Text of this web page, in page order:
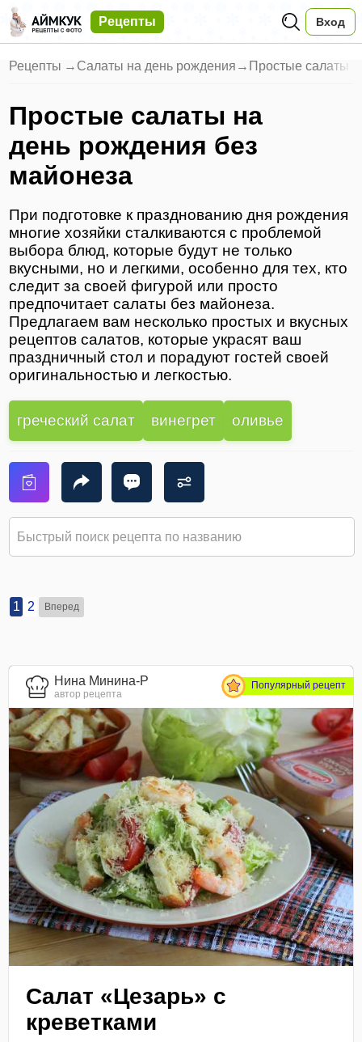
Рецепты Вход
Рецепты → Салаты на день рождения → Простые салаты
Простые салаты на
день рождения без
майонеза
При подготовке к празднованию дня рождения
многие хозяйки сталкиваются с проблемой
выбора блюд, которые будут не только
вкусными, но и легкими, особенно для тех, кто
следит за своей фигурой или просто
предпочитает салаты без майонеза.
Предлагаем вам несколько простых и вкусных
рецептов салатов, которые украсят ваш
праздничный стол и порадуют гостей своей
оригинальностью и легкостью.
греческий салат винегрет оливье
1 2 Вперед
Нина Минина-Р
автор рецепта
Популярный рецепт
Салат «Цезарь» с
креветками